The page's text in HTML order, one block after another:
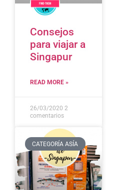
Consejos
para viajar a
Singapur
READ MORE »
26/03/2020 2
comentarios
CATEGORÍA ASÍA